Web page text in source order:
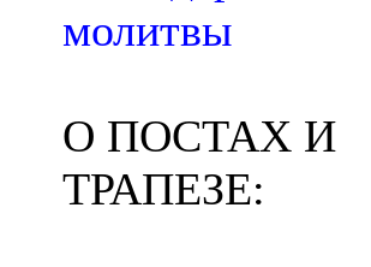
молитвы
О ПОСТАХ И
ТРАПЕЗЕ: